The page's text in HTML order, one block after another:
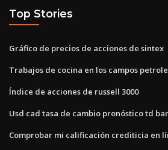
Top Stories
Gráfico de precios de acciones de sintex
Trabajos de cocina en los campos
Índice de acciones de russell 3000
Usd cad tasa de cambio pronóstico td
Comprobar mi calificación crediticia en